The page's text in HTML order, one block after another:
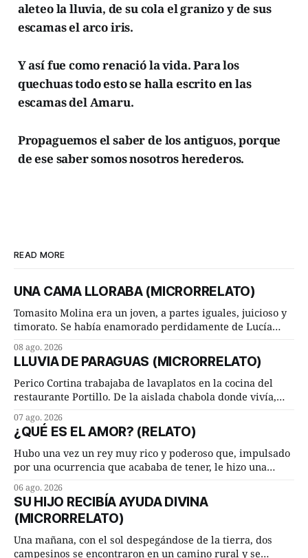
aleteo la lluvia, de su cola el granizo y de sus
escamas el arco iris.
Y así fue como renació la vida. Para los
quechuas todo esto se halla escrito en las
escamas del Amaru.
Propaguemos el saber de los antiguos, porque
de ese saber somos nosotros herederos.
READ MORE
UNA CAMA LLORABA (MICRORRELATO)
Tomasito Molina era un joven, a partes iguales, juicioso y
timorato. Se había enamorado perdidamente de Lucía
ambos les iba de maravilla. Pero mantenían absoluta
discrepancia en un deseo ineluctable por parte de ella.
Lucía Arriate quería que ellos
08 ago. 2026
LLUVIA DE PARAGUAS (MICRORRELATO)
Perico Cortina trabajaba de lavaplatos en la cocina del
restaurante Portillo. De la aislada chabola donde vivía,
cuarto de hora andando a buen paso. Cierta noche,
terminada su jornada laboral caminaba él hacía su mísera
morada cundo comenzó a llover
07 ago. 2026
¿QUÉ ES EL AMOR? (RELATO)
Hubo una vez un rey muy rico y poderoso que, impulsado
por una ocurrencia que acababa de tener, le hizo una
Dime, hombre sabio, ¿qué es el amor según tú? Su
consejero, que era muy prudente y astuto le respondió de
inmediato:
06 ago. 2026
SU HIJO RECIBÍA AYUDA DIVINA
(MICRORRELATO)
Una mañana, con el sol despegándose de la tierra, dos
campesinos se encontraron en un camino rural y se